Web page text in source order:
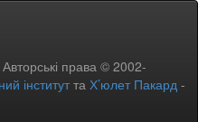
Авторські права © 2002-
інститутта Х’юлет Пакард -